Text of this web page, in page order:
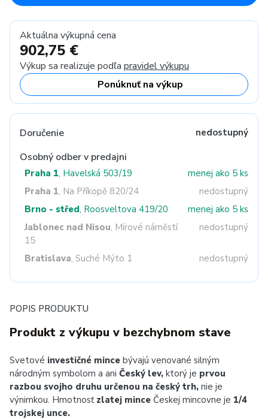
Aktuálna výkupná cena
902,75 €
Výkup sa realizuje podľa pravidel výkupu
Ponúknuť na výkup
Doručenie nedostupný
Osobný odber v predajni
Praha 1, Havelská 503/19
menej ako 5 ks
Praha 1, Na Příkopě 820/24
nedostupný
Brno - střed, Roosveltova 419/20
menej ako 5 ks
Jablonec nad Nisou, Mírové náměstí
15
nedostupný
Bratislava, Suché Mýto 1 nedostupný
POPIS PRODUKTU
Produkt z výkupu v bezchybnom stave
Svetové investičné mince bývajú venované silným
národným symbolom a ani Český lev, ktorý je prvou
razbou svojho druhu určenou na český trh, nie je
výnimkou. Hmotnosť zlatej mince Českej mincovne je 1/4
trojskej unce.